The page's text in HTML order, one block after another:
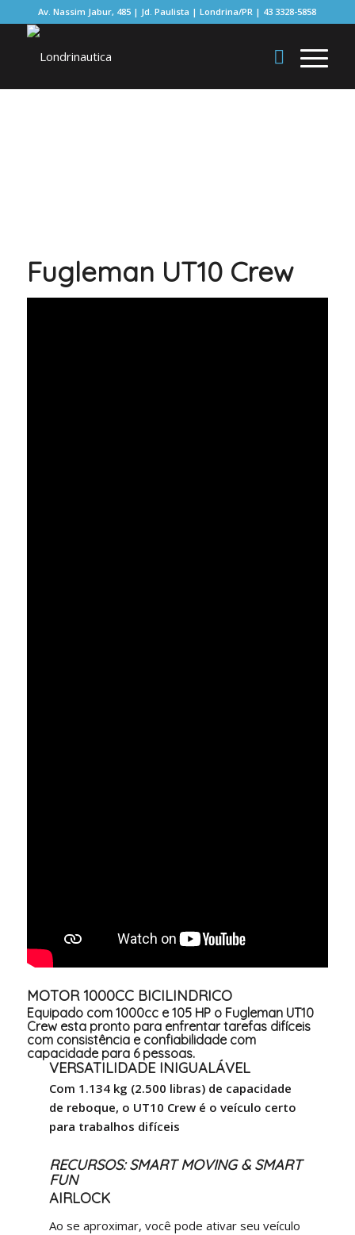
Av. Nassim Jabur, 485 | Jd. Paulista | Londrina/PR | 43 3328-5858
Fugleman UT10 Crew
MOTOR 1000CC BICILINDRICO
Equipado com 1000cc e 105 HP o Fugleman UT10
Crew esta pronto para enfrentar tarefas difíceis
com consistência e confiabilidade com
capacidade para 6 pessoas.
VERSATILIDADE INIGUALÁVEL
Com 1.134 kg (2.500 libras) de capacidade
de reboque, o UT10 Crew é o veículo certo
para trabalhos difíceis
RECURSOS: SMART MOVING & SMART
FUN
AIRLOCK
Ao se aproximar, você pode ativar seu veículo